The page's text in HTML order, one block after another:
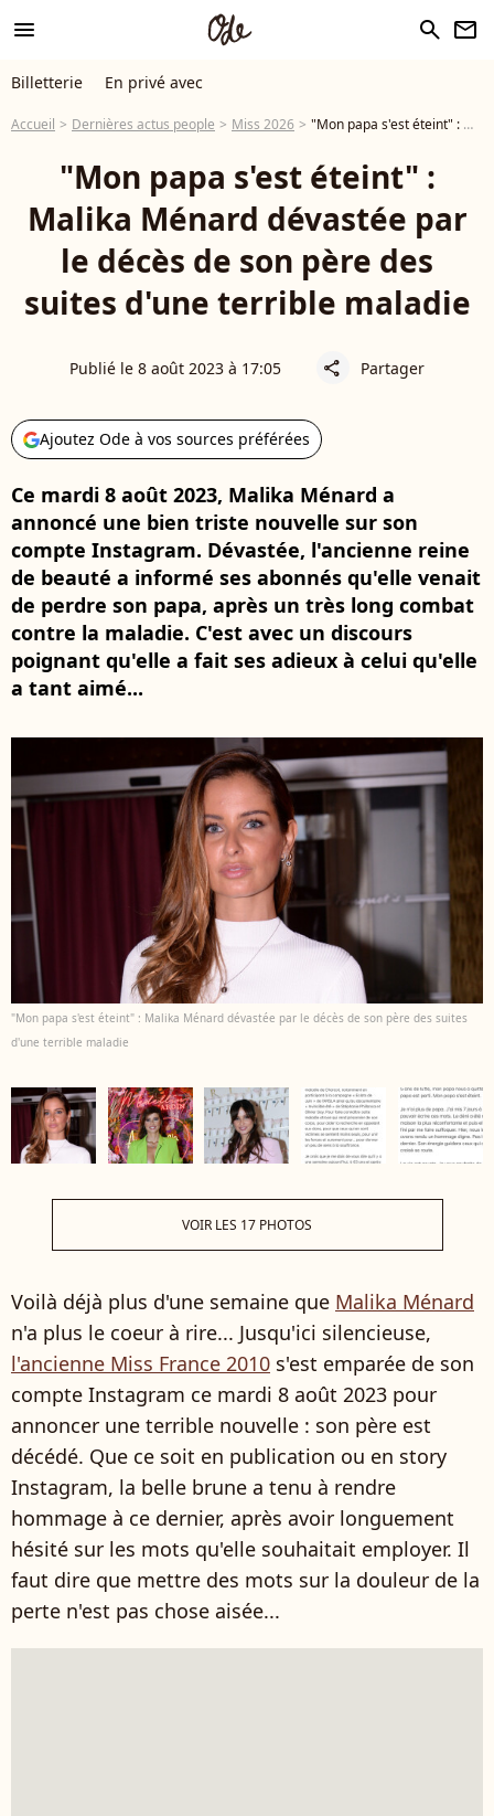
menu search newsletter
Billetterie En privé avec
Accueil Dernières actus people Miss 2026 "Mon papa s'est éteint" : Malika Ménard dévastée par le décès de son père des suites d'une terrible maladie
"Mon papa s'est éteint" :
Malika Ménard dévastée par
le décès de son père des
suites d'une terrible maladie
Publié le 8 août 2023 à 17:05 share Partager
Ajoutez Ode à vos sources préférées
Ce mardi 8 août 2023, Malika Ménard a
annoncé une bien triste nouvelle sur son
compte Instagram. Dévastée, l'ancienne reine
de beauté a informé ses abonnés qu'elle venait
de perdre son papa, après un très long combat
contre la maladie. C'est avec un discours
poignant qu'elle a fait ses adieux à celui qu'elle
a tant aimé...
"Mon papa s'est éteint" : Malika Ménard dévastée par le décès de son père des suites
d'une terrible maladie
VOIR LES 17 PHOTOS
Voilà déjà plus d'une semaine que Malika Ménard
n'a plus le coeur à rire... Jusqu'ici silencieuse,
l'ancienne Miss France 2010 s'est emparée de son
compte Instagram ce mardi 8 août 2023 pour
annoncer une terrible nouvelle : son père est
décédé. Que ce soit en publication ou en story
Instagram, la belle brune a tenu à rendre
hommage à ce dernier, après avoir longuement
hésité sur les mots qu'elle souhaitait employer. Il
faut dire que mettre des mots sur la douleur de la
perte n'est pas chose aisée...